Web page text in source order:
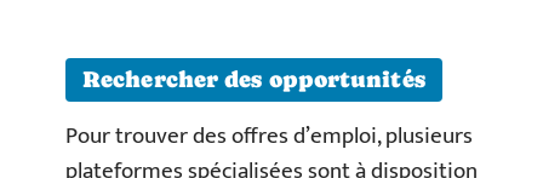
Rechercher des opportunités
Pour trouver des offres d’emploi, plusieurs